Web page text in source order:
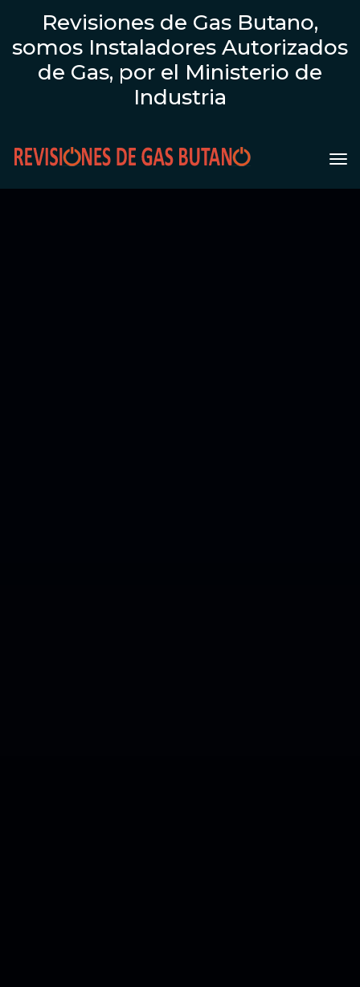
Revisiones de Gas Butano,
somos Instaladores Autorizados
de Gas, por el Ministerio de
Industria